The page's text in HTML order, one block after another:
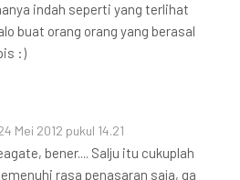
indah seperti yang terlihat
buat orang orang yang berasal
:)
Mei 2012 pukul 14.21
bener.... Salju itu cukuplah
rasa penasaran saja, ga